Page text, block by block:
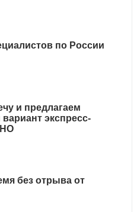
по России
и предлагаем
экспресс-
без отрыва от